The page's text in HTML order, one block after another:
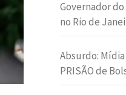
Governador
no Rio de
Absurdo:
PRISÃO de